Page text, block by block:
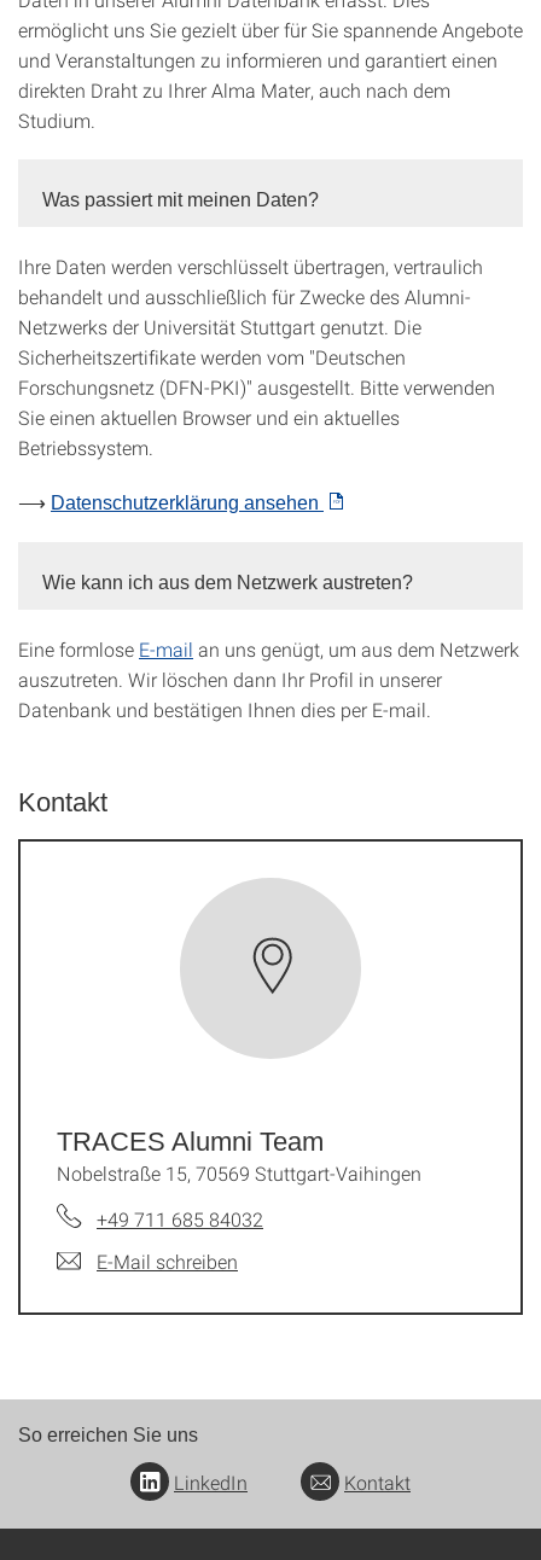
ermöglicht uns Sie gezielt über für Sie spannende Angebote
und Veranstaltungen zu informieren und garantiert einen
direkten Draht zu Ihrer Alma Mater, auch nach dem
Studium.
Was passiert mit meinen Daten?
Ihre Daten werden verschlüsselt übertragen, vertraulich
behandelt und ausschließlich für Zwecke des Alumni-
Netzwerks der Universität Stuttgart genutzt. Die
Sicherheitszertifikate werden vom "Deutschen
Forschungsnetz (DFN-PKI)" ausgestellt. Bitte verwenden
Sie einen aktuellen Browser und ein aktuelles
Betriebssystem.
⟶ Datenschutzerklärung ansehen
Wie kann ich aus dem Netzwerk austreten?
Eine formlose E-mail an uns genügt, um aus dem Netzwerk
auszutreten. Wir löschen dann Ihr Profil in unserer
Datenbank und bestätigen Ihnen dies per E-mail.
Kontakt
TRACES Alumni Team
Nobelstraße 15, 70569 Stuttgart-Vaihingen
+49 711 685 84032
E-Mail schreiben
So erreichen Sie uns
LinkedIn Kontakt